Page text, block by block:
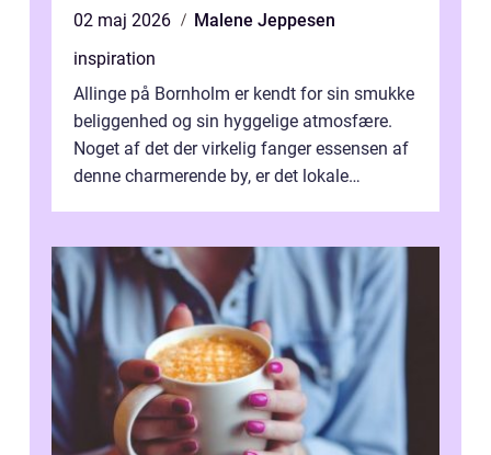
02 maj 2026
Malene Jeppesen
inspiration
Allinge på Bornholm er kendt for sin smukke
beliggenhed og sin hyggelige atmosfære.
Noget af det der virkelig fanger essensen af
denne charmerende by, er det lokale